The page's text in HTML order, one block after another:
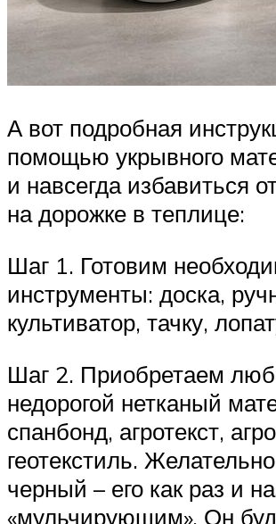
А вот подробная
помощью укрывного
и навсегда избавиться
на дорожке в теплице:
Шаг 1. Готовим
инструменты: доска,
культиватор, тачку,
Шаг 2. Приобретаем
недорогой нетканый
спанбонд, агротекст,
геотекстиль.
черный – его как раз и
«мульчирующим». Он